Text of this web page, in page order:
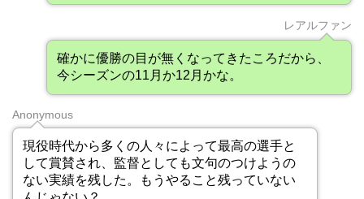
レアルファン
確かに優勝の目が無くなってきたころだから、
今シーズンの11月か12月かな。
Anonymous
現役時代から多くの人々によって最高の選手と
して賞賛され、監督としても文句のつけようの
ない実績を残した。もうやること残っていない